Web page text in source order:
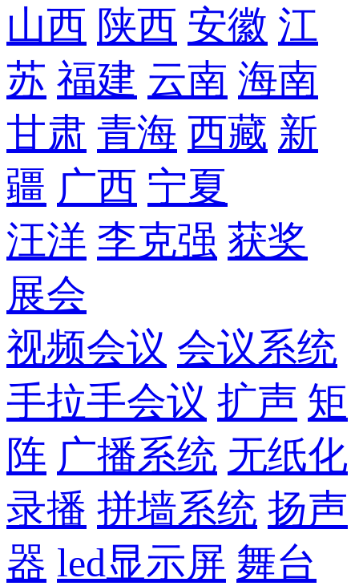
山西 陕西 安徽 江
苏 福建 云南 海南
甘肃 青海 西藏 新
疆 广西 宁夏
汪洋 李克强 获奖
展会
视频会议 会议系统
手拉手会议 扩声 矩
阵 广播系统 无纸化
录播 拼墙系统 扬声
器 led显示屏 舞台